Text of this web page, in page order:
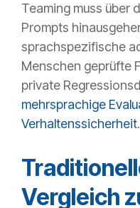
Teaming muss über
Prompts
sprachspezifische
Menschen geprüfte
private
mehrsprachige
Verhaltenssicherheit.
Vergleich